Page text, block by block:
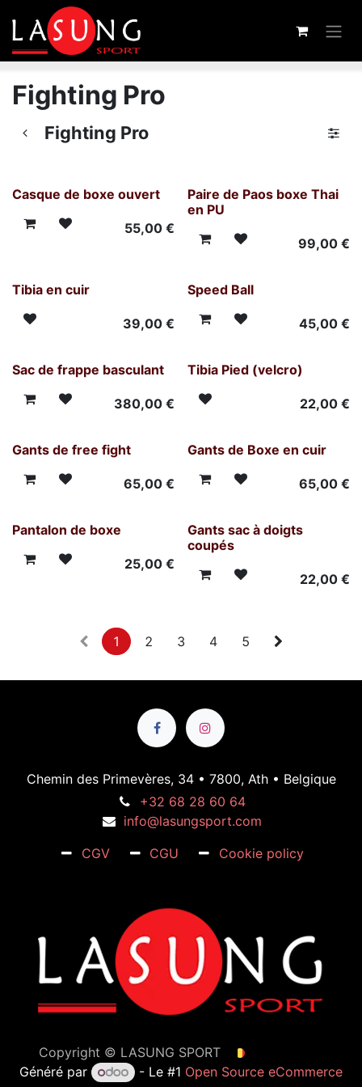
Se rendre au contenu
Fighting Pro
Fighting Pro
Casque de boxe ouvert
55,00€
Paire de Paos boxe Thai
en PU
99,00€
Tibia en cuir
39,00€
Speed Ball
45,00€
Sac de frappe basculant
380,00€
Tibia Pied (velcro)
22,00€
Gants de free fight
65,00€
Gants de Boxe en cuir
65,00€
Pantalon de boxe
25,00€
Gants sac à doigts
coupés
22,00€
1 2 3 4 5
Chemin des Primevères, 34 • 7800, Ath • Belgique
+32 68 28 60 64
info@lasungsport.com
CGV
CGU Cookie policy
Copyright © LASUNG SPORT
Généré par - Le #1 Open Source eCommerce